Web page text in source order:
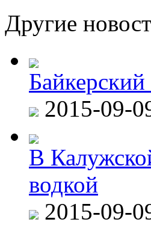
Другие
2015-09-
В
водкой
2015-09-